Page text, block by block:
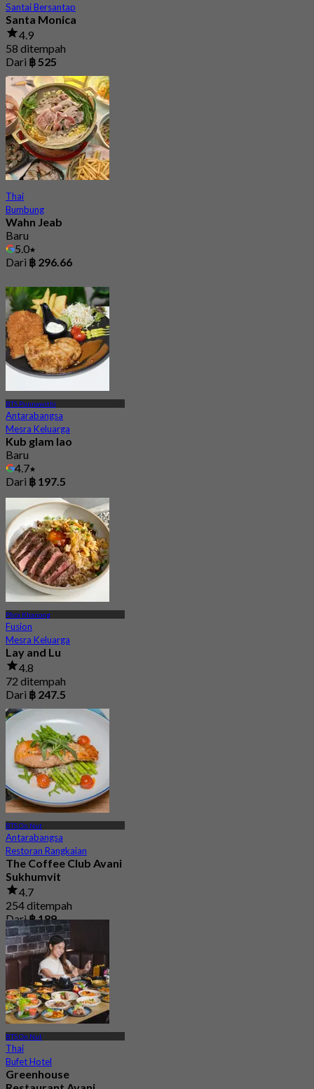
Santai Bersantap
Santa Monica
4.9
58 ditempah
Dari ฿ 525
Thai
Bumbung
Wahn Jeab
Baru
5.0
Dari ฿ 296.66
BTS Punnawithi
Antarabangsa
Mesra Keluarga
Kub glam lao
Baru
4.7
Dari ฿ 197.5
Phra Khanong
Fusion
Mesra Keluarga
Lay and Lu
4.8
72 ditempah
Dari ฿ 247.5
BTS On Nut
Antarabangsa
Restoran Rangkaian
The Coffee Club Avani
Sukhumvit
4.7
254 ditempah
Dari฿ 189
BTS On Nut
Thai
Bufet Hotel
Greenhouse